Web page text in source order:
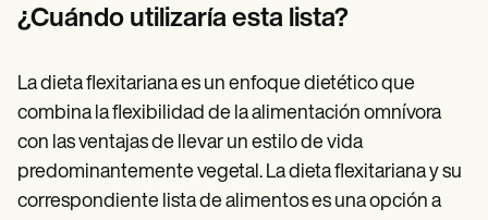
¿Cuándo utilizaría esta lista?
La dieta flexitariana es un enfoque dietético que
combina la flexibilidad de la alimentación omnívora
con las ventajas de llevar un estilo de vida
predominantemente vegetal. La dieta flexitariana y su
correspondiente lista de alimentos es una opción a